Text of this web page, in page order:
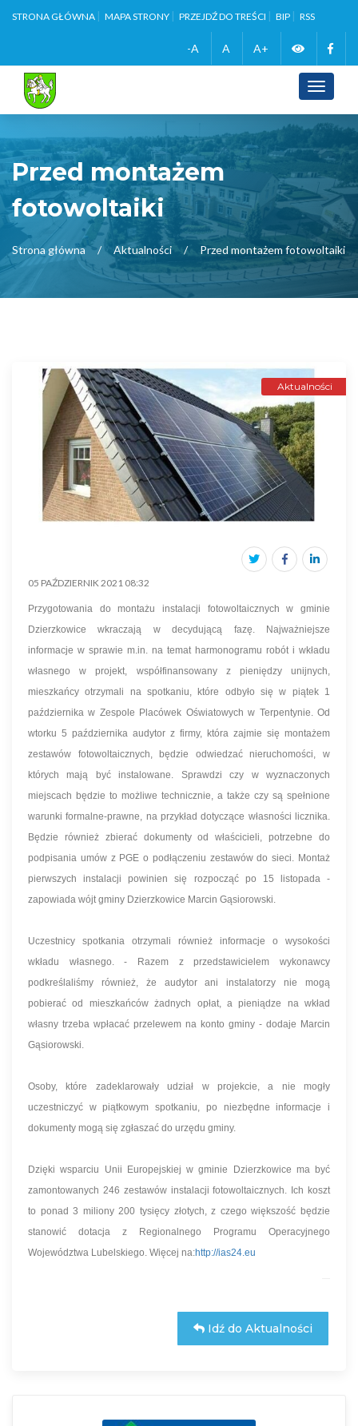
STRONA GŁÓWNA MAPA STRONY PRZEJDŹ DO TREŚCI BIP RSS
-A A A+ Zmień
wersję
Toggle
Przed montażem
fotowoltaiki
Strona główna Aktualności Przed montażem fotowoltaiki
Aktualności
05 PAŹDZIERNIK 2021 08:32
Przygotowania do montażu instalacji fotowoltaicznych w gminie
Dzierzkowice wkraczają w decydującą fazę. Najważniejsze
informacje w sprawie m.in. na temat harmonogramu robót i wkładu
własnego w projekt, współfinansowany z pieniędzy unijnych,
mieszkańcy otrzymali na spotkaniu, które odbyło się w piątek 1
października w Zespole Placówek Oświatowych w Terpentynie. Od
wtorku 5 października audytor z firmy, która zajmie się montażem
zestawów fotowoltaicznych, będzie odwiedzać nieruchomości, w
których mają być instalowane. Sprawdzi czy w wyznaczonych
miejscach będzie to możliwe technicznie, a także czy są spełnione
warunki formalne-prawne, na przykład dotyczące własności licznika.
Będzie również zbierać dokumenty od właścicieli, potrzebne do
podpisania umów z PGE o podłączeniu zestawów do sieci. Montaż
pierwszych instalacji powinien się rozpocząć po 15 listopada -
zapowiada wójt gminy Dzierzkowice Marcin Gąsiorowski.
Uczestnicy spotkania otrzymali również informacje o wysokości
wkładu własnego. - Razem z przedstawicielem wykonawcy
podkreślaliśmy również, że audytor ani instalatorzy nie mogą
pobierać od mieszkańców żadnych opłat, a pieniądze na wkład
własny trzeba wpłacać przelewem na konto gminy - dodaje Marcin
Gąsiorowski.
Osoby, które zadeklarowały udział w projekcie, a nie mogły
uczestniczyć w piątkowym spotkaniu, po niezbędne informacje i
dokumenty mogą się zgłaszać do urzędu gminy.
Dzięki wsparciu Unii Europejskiej w gminie Dzierzkowice ma być
zamontowanych 246 zestawów instalacji fotowoltaicznych. Ich koszt
to ponad 3 miliony 200 tysięcy złotych, z czego większość będzie
stanowić dotacja z Regionalnego Programu Operacyjnego
Województwa Lubelskiego. Więcej na:http://ias24.eu
Idź do Aktualności